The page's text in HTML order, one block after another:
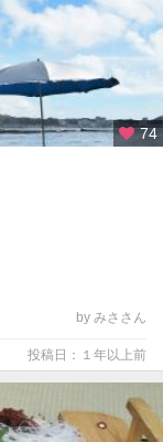
74
by みささん
投稿日：１年以上前